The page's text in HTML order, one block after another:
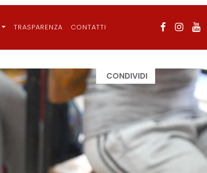
TRASPARENZA CONTATTI
CONDIVIDI